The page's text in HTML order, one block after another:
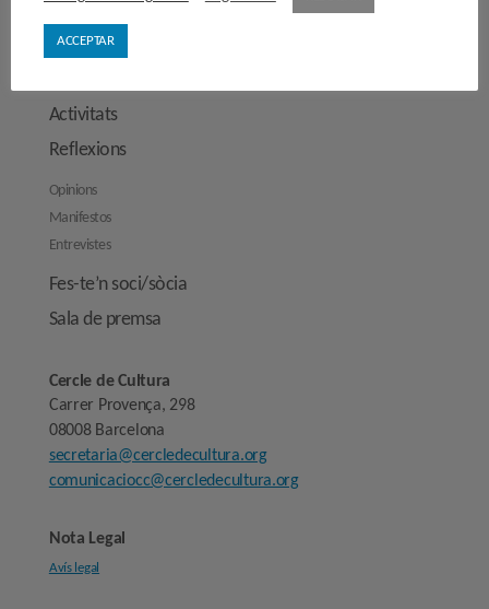
Junta directiva
Comissions de treball
Activitats
Reflexions
Opinions
Manifestos
Entrevistes
Fes-te’n soci/sòcia
Sala de premsa
Cercle de Cultura
Carrer Provença, 298
08008 Barcelona
secretaria@cercledecultura.org
comunicaciocc@cercledecultura.org
Nota Legal
Avís legal
ACCEPTAR